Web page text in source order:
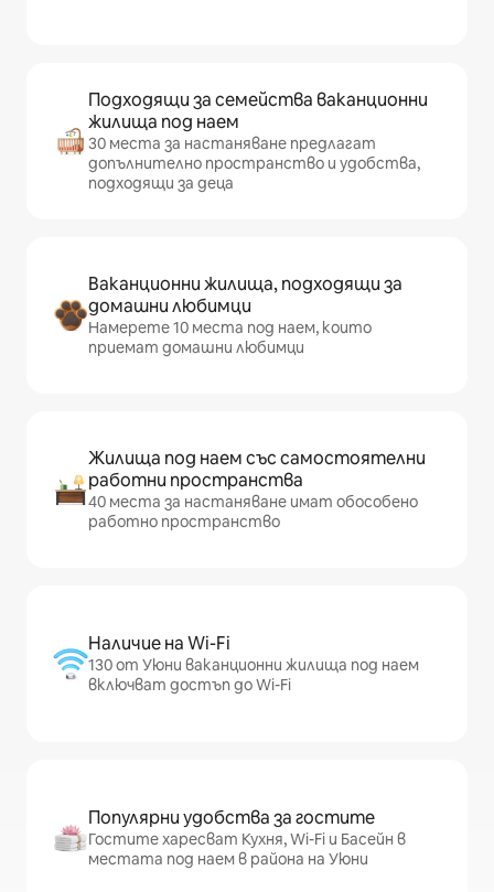
Подходящи за семейства ваканционни
жилища под наем
30 места за настаняване предлагат
допълнително пространство и удобства,
подходящи за деца
Ваканционни жилища, подходящи за
домашни любимци
Намерете 10 места под наем, които
приемат домашни любимци
Жилища под наем със самостоятелни
работни пространства
40 места за настаняване имат обособено
работно пространство
Наличие на Wi-Fi
130 от Уюни ваканционни жилища под наем
включват достъп до Wi-Fi
Популярни удобства за гостите
Гостите харесват Кухня, Wi-Fi и Басейн в
местата под наем в района на Уюни